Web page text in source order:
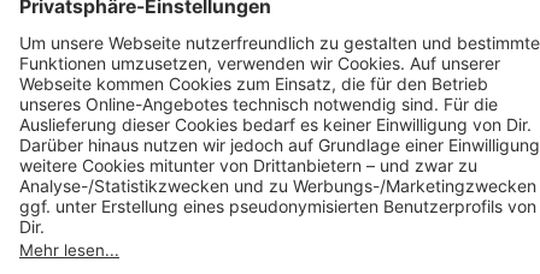
Alle Preise inkl. gesetzl. Mehrwertsteuer zzgl. Versandkostenund ggf.
Nachnahmegebühren, wenn nicht anders angegeben.